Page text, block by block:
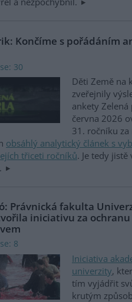
Končíme s pořádáním
30
Děti Země na
zveřejnily
ankety Zelená
června 2026
31. ročníku
obsáhlý analytický článek s
třiceti ročníků. Je tedy
Právnická fakulta
iniciativu za
8
Iniciativa
univerzity,
tím vyjádřit
krutým